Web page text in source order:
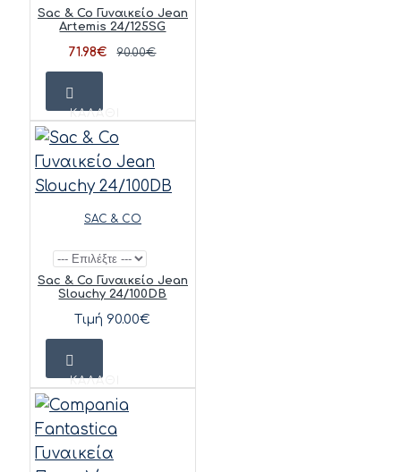
Sac & Co Γυναικείο Jean
Artemis 24/125SG
71.98€ 90.00€
ΚΑΛΆΘΙ
SAC & CO
Sac & Co Γυναικείο Jean
Slouchy 24/100DB
Τιμή 90.00€
ΚΑΛΆΘΙ